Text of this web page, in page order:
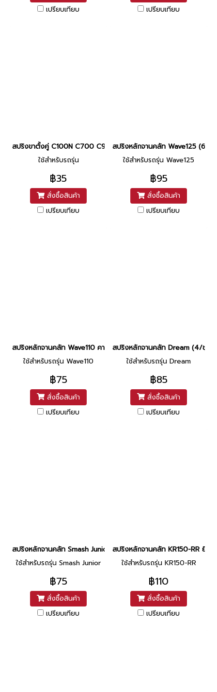
เปรียบเทียบ
เปรียบเทียบ
สปริงขาตั้งคู่ C100N C700 C900 Nova Wave110 แท้ศูนย์ ยี่ห้อ
ใช้สำหรับรถรุ่น
฿35
สั่งซื้อสินค้า
เปรียบเทียบ
สปริงหลักจานคลัท Wave125 (6ชุด
ใช้สำหรับรถรุ่น Wave125
฿95
สั่งซื้อสินค้า
เปรียบเทียบ
สปริงหลักจานคลัท Wave110 คาร์บู 4/ชุด ยี่ห้อ Washi
ใช้สำหรับรถรุ่น Wave110
฿75
สั่งซื้อสินค้า
เปรียบเทียบ
สปริงหลักจานคลัท Dream (4/ชุด)
ใช้สำหรับรถรุ่น Dream
฿85
สั่งซื้อสินค้า
เปรียบเทียบ
สปริงหลักจานคลัท Smash Junior ยี่ห้อ Washi
ใช้สำหรับรถรุ่น Smash Junior
฿75
สั่งซื้อสินค้า
เปรียบเทียบ
สปริงหลักจานคลัท KR150-RR ยี่ห้อ
ใช้สำหรับรถรุ่น KR150-RR
฿110
สั่งซื้อสินค้า
เปรียบเทียบ